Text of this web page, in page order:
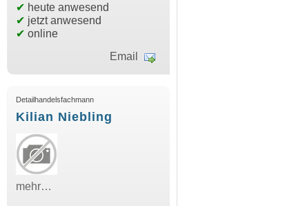
✔ heute anwesend
✔ jetzt anwesend
✔ online
Email
Detailhandelsfachmann
Kilian Niebling
mehr…